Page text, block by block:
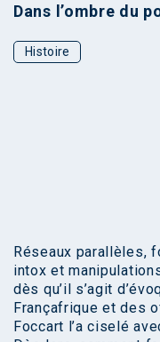
Dans l’ombre du
Histoire
Réseaux parallèles,
intox et
dès qu’il s’agit
Françafrique et des
Foccart l’a ciselé